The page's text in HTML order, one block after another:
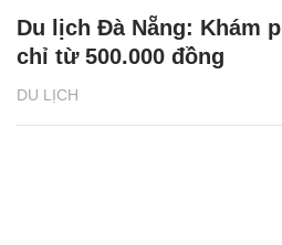
DU LỊCH
Du lịch Đà Nẵng: Khám
chỉ từ 500.000 đồng